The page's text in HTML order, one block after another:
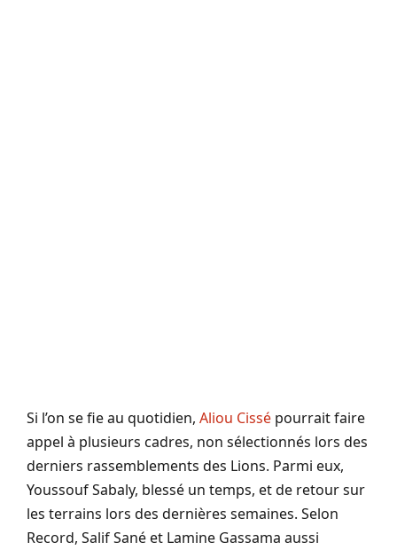
Si l’on se fie au quotidien, Aliou Cissé pourrait faire
appel à plusieurs cadres, non sélectionnés lors des
derniers rassemblements des Lions. Parmi eux,
Youssouf Sabaly, blessé un temps, et de retour sur
les terrains lors des dernières semaines. Selon
Record, Salif Sané et Lamine Gassama aussi